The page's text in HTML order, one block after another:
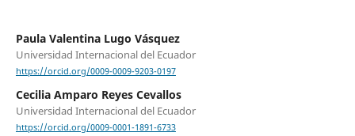
Paula Valentina Lugo Vásquez
Universidad Internacional del Ecuador
https://orcid.org/0009-0009-9203-0197
Cecilia Amparo Reyes Cevallos
Universidad Internacional del Ecuador
https://orcid.org/0009-0001-1891-6733